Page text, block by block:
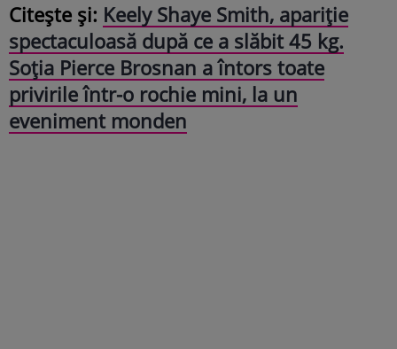
Citește și: Keely Shaye Smith, apariție
spectaculoasă după ce a slăbit 45 kg.
Soția Pierce Brosnan a întors toate
privirile într-o rochie mini, la un
eveniment monden